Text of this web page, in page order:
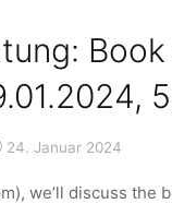
24. Januar 2024
we’ll discuss